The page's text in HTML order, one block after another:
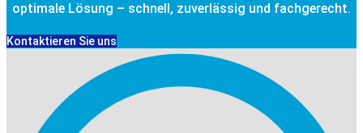
optimale Lösung – schnell, zuverlässig und fachgerecht.
Kontaktieren Sie uns